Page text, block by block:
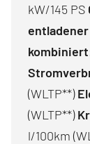
kW/145 PS
(WLTP**)
(WLTP**)
l/100km